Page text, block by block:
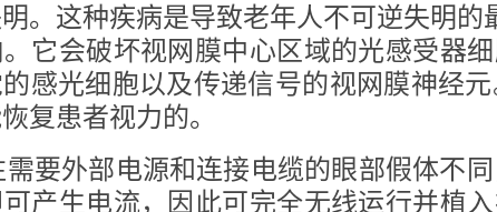
。这种疾病是导致老年人不可逆失明的
它会破坏视网膜中心区域的光感受器
感光细胞以及传递信号的视网膜神经
复患者视力的。
需要外部电源和连接电缆的眼部假体不
产生电流，因此可完全无线运行并植